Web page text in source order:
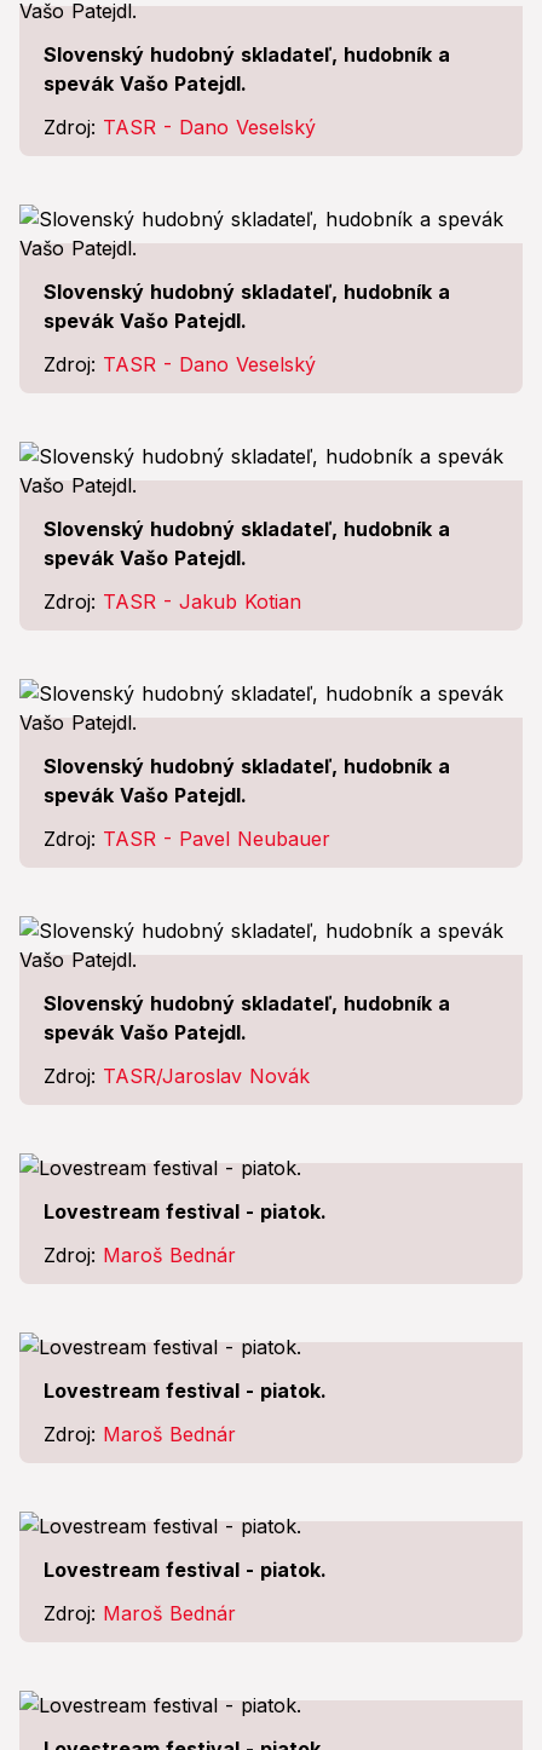
Slovenský hudobný skladateľ, hudobník a
spevák Vašo Patejdl.
Zdroj: TASR - Dano Veselský
Slovenský hudobný skladateľ, hudobník a
spevák Vašo Patejdl.
Zdroj: TASR - Dano Veselský
Slovenský hudobný skladateľ, hudobník a
spevák Vašo Patejdl.
Zdroj: TASR - Jakub Kotian
Slovenský hudobný skladateľ, hudobník a
spevák Vašo Patejdl.
Zdroj: TASR - Pavel Neubauer
Slovenský hudobný skladateľ, hudobník a
spevák Vašo Patejdl.
Zdroj: TASR/Jaroslav Novák
Lovestream festival - piatok.
Zdroj: Maroš Bednár
Lovestream festival - piatok.
Zdroj: Maroš Bednár
Lovestream festival - piatok.
Zdroj: Maroš Bednár